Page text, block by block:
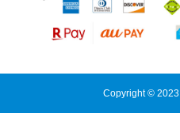
Copyright ©